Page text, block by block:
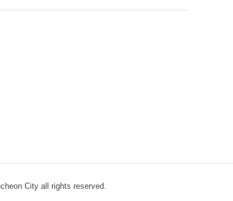
City all rights reserved.